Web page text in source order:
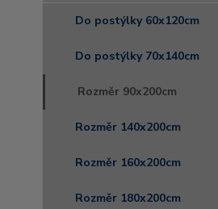
Do postýlky 60x120cm
Do postýlky 70x140cm
Rozměr 90x200cm
Rozměr 140x200cm
Rozměr 160x200cm
Rozměr 180x200cm